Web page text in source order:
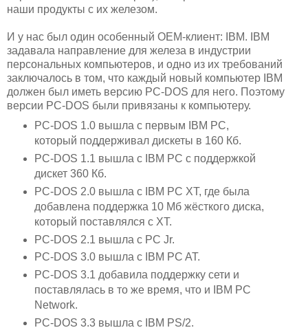
наши продукты с их железом.
И у нас был один особенный OEM-клиент: IBM. IBM
задавала направление для железа в индустрии
персональных компьютеров, и одно из их требований
заключалось в том, что каждый новый компьютер IBM
должен был иметь версию PC-DOS для него. Поэтому
версии PC-DOS были привязаны к компьютеру.
PC-DOS 1.0 вышла с первым IBM PC,
который поддерживал дискеты в 160 Кб.
PC-DOS 1.1 вышла с IBM PC с поддержкой
дискет 360 Кб.
PC-DOS 2.0 вышла с IBM PC XT, где была
добавлена поддержка 10 Мб жёсткого диска,
который поставлялся с XT.
PC-DOS 2.1 вышла с PC Jr.
PC-DOS 3.0 вышла с IBM PC AT.
PC-DOS 3.1 добавила поддержку сети и
поставлялась в то же время, что и IBM PC
Network.
PC-DOS 3.3 вышла с IBM PS/2.